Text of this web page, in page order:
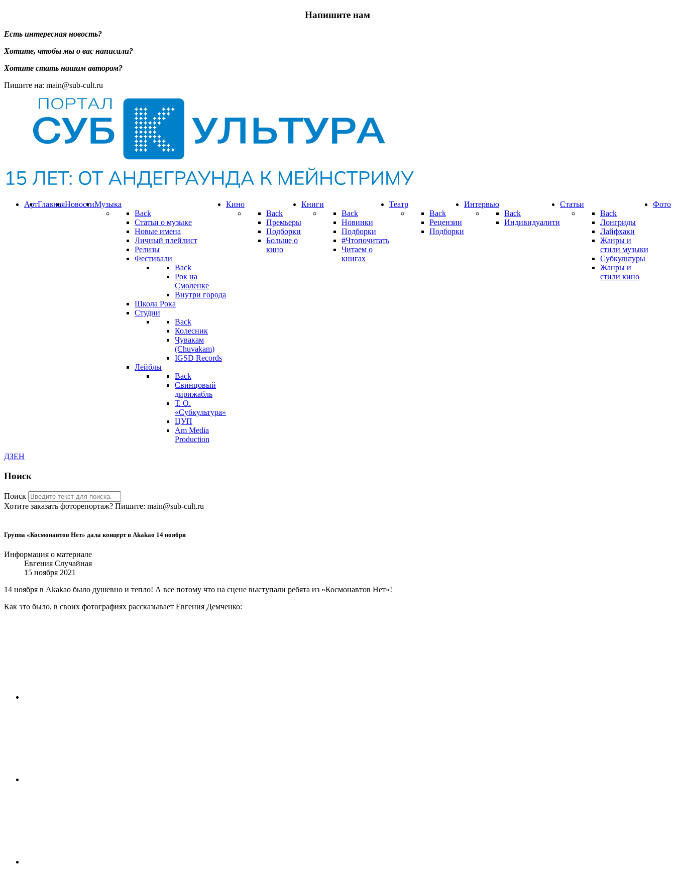
Напишите нам
Есть интересная новость?
Хотите, чтобы мы о вас написали?
Хотите стать нашим автором?
Пишите на: main@sub-cult.ru
Музыка
Back
Статьи о музыке
Новые имена
Личный плейлист
Релизы
Фестивали
Back
Рок на
Смоленке
Внутри города
Школа Рока
Студии
Back
Колесник
Чувакам
(Chuvakam)
IGSD Records
Лейблы
Back
Свинцовый
дирижабль
Т. О.
«Субкультура»
ЦУП
Am Media
Production
Кино
Back
Премьеры
Подборки
Больше о
кино
Книги
Back
Новинки
Подборки
#Чтопочитать
Читаем о
книгах
Театр
Back
Рецензии
Подборки
Фото
Интервью
Back
Индивидуалити
Статьи
Back
Лонгриды
Лайфхаки
Жанры и
стили музыки
Субкультуры
Жанры и
стили кино
Новости
Главная
Арт
ДЗЕН
Поиск
Поиск
Хотите заказать фоторепортаж? Пишите: main@sub-cult.ru
Группа «Космонавтов Нет» дала концерт в Akakao 14 ноября
Информация о материале
Евгения Случайная
15 ноября 2021
14 ноября в Akakao было душевно и тепло! А все потому что на сцене выступали ребята из «Космонавтов Нет»!
Как это было, в своих фотографиях рассказывает Евгения Демченко: